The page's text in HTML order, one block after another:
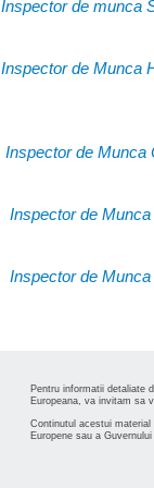
Inspector de munca
Inspector de Munca
Inspector de Munca
Inspector de
Inspector de
Pentru informatii detaliate
Europeana, va invitam sa
Continutul acestui
Europene sau a